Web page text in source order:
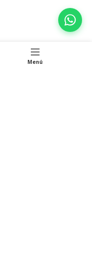
Menú